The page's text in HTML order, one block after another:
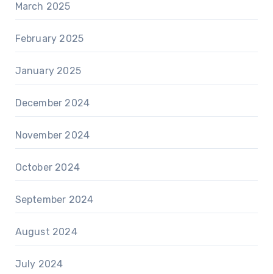
March 2025
February 2025
January 2025
December 2024
November 2024
October 2024
September 2024
August 2024
July 2024